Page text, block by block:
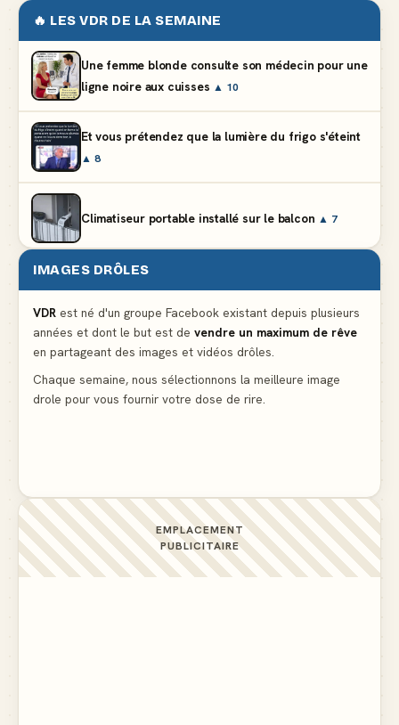
🔥 LES VDR DE LA SEMAINE
Une femme blonde consulte son médecin pour une
ligne noire aux cuisses ▲ 10
Et vous prétendez que la lumière du frigo s'éteint
▲ 8
Climatiseur portable installé sur le balcon ▲ 7
Le problème cardiaque du médecin ▲ 6
La voisine en bikini pour que le mari tonde la
IMAGES DRÔLES
VDR est né d'un groupe Facebook existant depuis plusieurs
années et dont le but est de vendre un maximum de rêve
en partageant des images et vidéos drôles.
Chaque semaine, nous sélectionnons la meilleure image
drole pour vous fournir votre dose de rire.
EMPLACEMENT
PUBLICITAIRE